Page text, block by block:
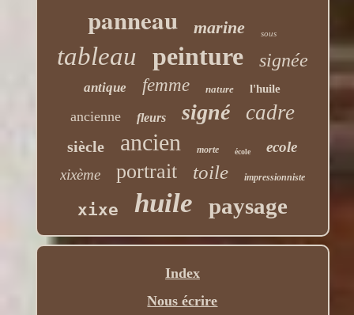
panneau marine sous
tableau peinture signée
antique femme nature l'huile
ancienne fleurs signé cadre
siècle ancien morte école
ecole
xixème
portrait toile impressionniste
xixe huile paysage
Index
Nous écrire